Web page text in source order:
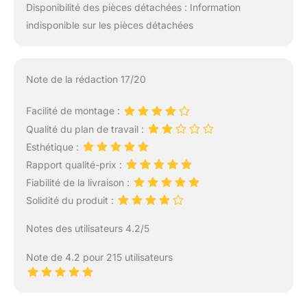
Disponibilité des pièces détachées : Information
indisponible sur les pièces détachées
Note de la rédaction 17/20
Facilité de montage :
Qualité du plan de travail :
Esthétique :
Rapport qualité-prix :
Fiabilité de la livraison :
Solidité du produit :
Notes des utilisateurs 4.2/5
Note de 4.2 pour 215 utilisateurs